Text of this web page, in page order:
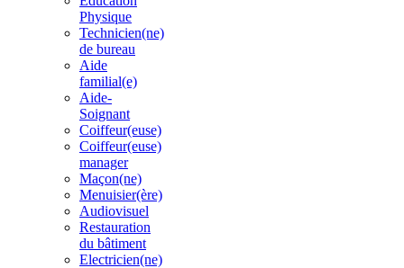
Physique
Technicien(ne)
de bureau
Aide
familial(e)
Aide-
Soignant
Coiffeur(euse)
Coiffeur(euse)
manager
Maçon(ne)
Menuisier(ère)
Audiovisuel
Restauration
du bâtiment
Electricien(ne)